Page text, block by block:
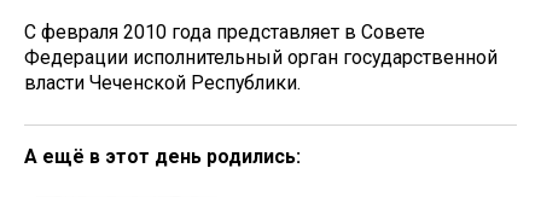
С февраля 2010 года представляет в Совете
Федерации исполнительный орган государственной
власти Чеченской Республики.
А ещё в этот день родились: